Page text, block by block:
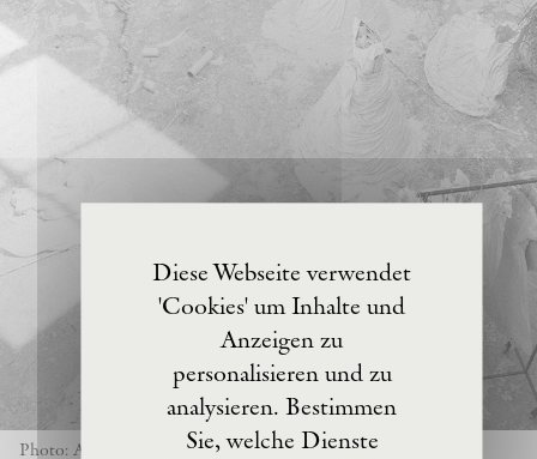
Photo: Anselm Kiefer
Diese Webseite verwendet
'Cookies' um Inhalte und
Anzeigen zu
personalisieren und zu
analysieren. Bestimmen
Sie, welche Dienste